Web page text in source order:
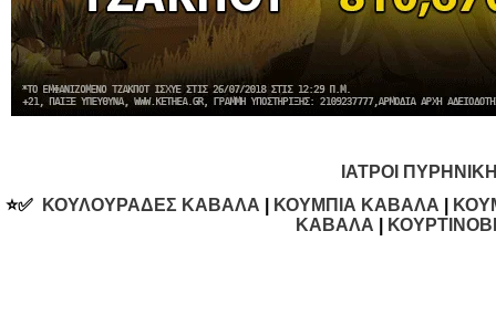
ΙΑΤΡΟΙ
⭐✅
ΚΟΥΛΟΥΡΑΔΕΣ ΚΑΒΑΛΑ ΚΟΥΜΠΙΑ ΚΑΒΑΛΑ
ΚΑΒΑΛΑ